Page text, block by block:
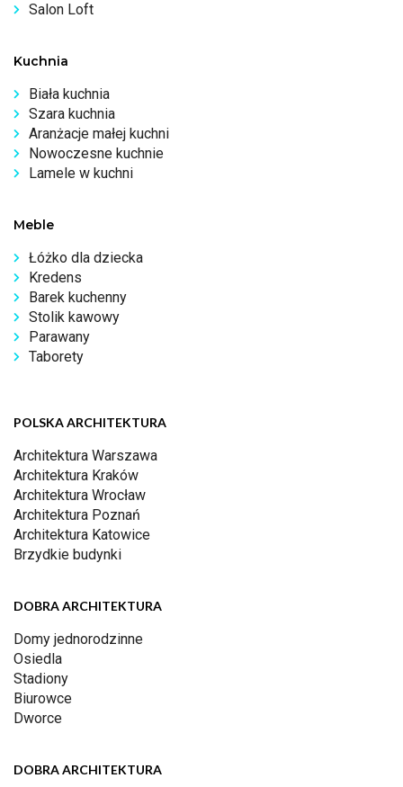
Salon Loft
Kuchnia
Biała kuchnia
Szara kuchnia
Aranżacje małej kuchni
Nowoczesne kuchnie
Lamele w kuchni
Meble
Łóżko dla dziecka
Kredens
Barek kuchenny
Stolik kawowy
Parawany
Taborety
POLSKA ARCHITEKTURA
Architektura Warszawa
Architektura Kraków
Architektura Wrocław
Architektura Poznań
Architektura Katowice
Brzydkie budynki
DOBRA ARCHITEKTURA
Domy jednorodzinne
Osiedla
Stadiony
Biurowce
Dworce
DOBRA ARCHITEKTURA